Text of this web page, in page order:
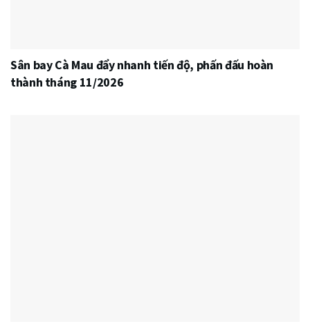
Sân bay Cà Mau đẩy nhanh tiến độ, phấn đấu hoàn
thành tháng 11/2026